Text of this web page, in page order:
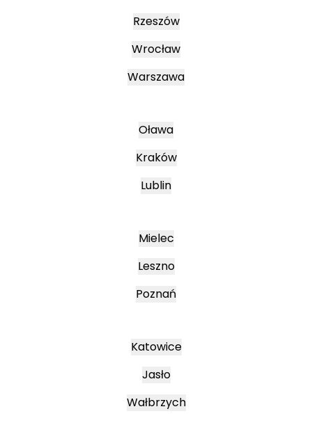
Rzeszów
Wrocław
Warszawa
Oława
Kraków
Lublin
Mielec
Leszno
Poznań
Katowice
Jasło
Wałbrzych